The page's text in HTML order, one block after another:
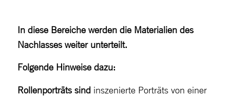
In diese Bereiche werden die Materialien des
Nachlasses weiter unterteilt.
Folgende Hinweise dazu:
Rollenporträtssind inszenierte Porträts von einer